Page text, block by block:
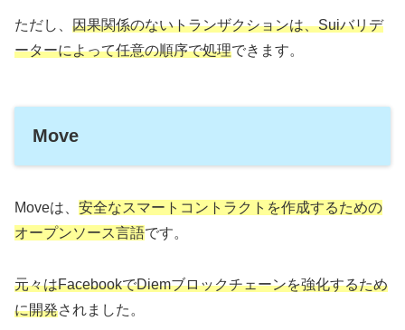
ただし、 因果関係のないトランザクションは、Suiバリデ
ーターによって任意の順序で処理できます。
Move
Moveは、 安全なスマートコントラクトを作成するための
オープンソース言語です。
元々はFacebookでDiemブロックチェーンを強化するため
に開発されました。